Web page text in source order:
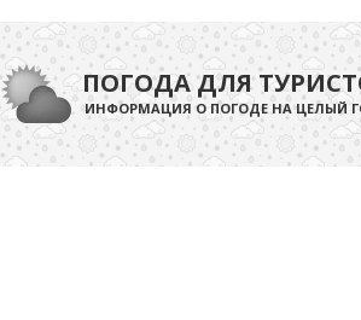
ПОГОДА ДЛЯ
ИНФОРМАЦИЯ О ПОГОДЕ НА ЦЕЛЫЙ